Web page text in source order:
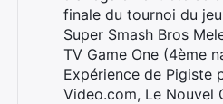
finale du tournoi du
Super Smash Bros
TV Game One (4ème
Expérience de Pigiste
Video.com, Le Nouvel